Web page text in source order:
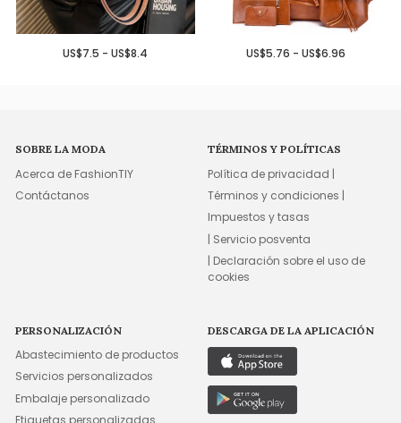
US$7.5 - US$8.4 US$5.76 - US$6.96
SOBRE LA MODA
Acerca de FashionTIY
Contáctanos
TÉRMINOS Y POLÍTICAS
Política de privacidad |
Términos y condiciones |
Impuestos y tasas
| Servicio posventa
| Declaración sobre el uso de
cookies
PERSONALIZACIÓN
Abastecimiento de productos
Servicios personalizados
Embalaje personalizado
Etiquetas personalizadas
DESCARGA DE LA APLICACIÓN